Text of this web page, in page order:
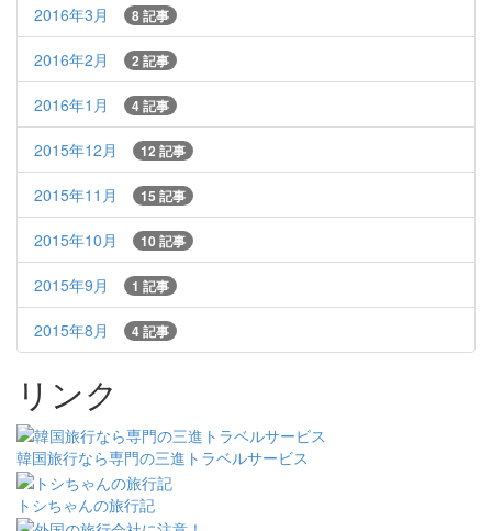
2016年3月 8 記事
2016年2月 2 記事
2016年1月 4 記事
2015年12月 12 記事
2015年11月 15 記事
2015年10月 10 記事
2015年9月 1 記事
2015年8月 4 記事
リンク
韓国旅行なら専門の三進トラベルサービス
トシちゃんの旅行記